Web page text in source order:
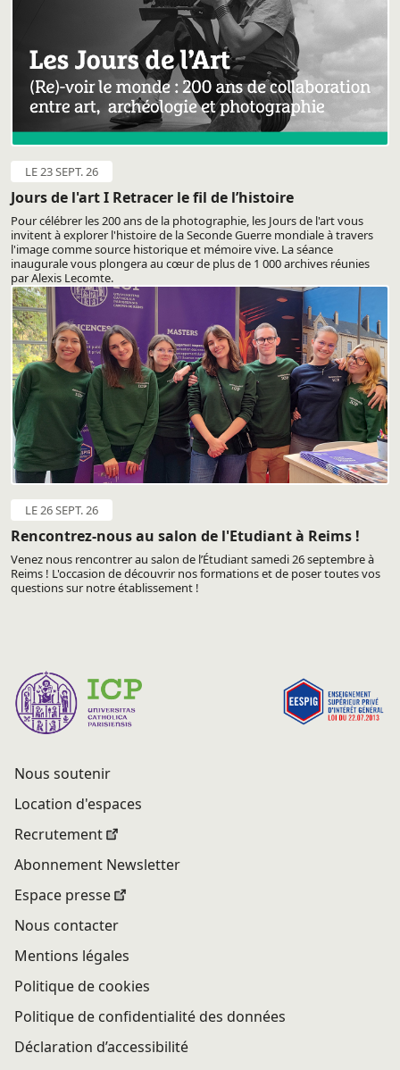
LE 23 SEPT. 26
Jours de l'art I Retracer le fil de l’histoire
Pour célébrer les 200 ans de la photographie, les Jours de l'art vous
invitent à explorer l'histoire de la Seconde Guerre mondiale à travers
l'image comme source historique et mémoire vive. La séance
inaugurale vous plongera au cœur de plus de 1 000 archives réunies
par Alexis Lecomte.
LE 26 SEPT. 26
Rencontrez-nous au salon de l'Etudiant à Reims !
Venez nous rencontrer au salon de l’Étudiant samedi 26 septembre à
Reims ! L'occasion de découvrir nos formations et de poser toutes vos
questions sur notre établissement !
Nous soutenir
Location d'espaces
Recrutement
Abonnement Newsletter
Espace presse
Nous contacter
Mentions légales
Politique de cookies
Politique de confidentialité des données
Déclaration d’accessibilité